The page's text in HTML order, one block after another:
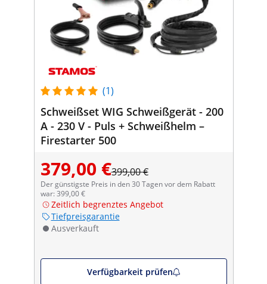
(1)
Schweißset WIG Schweißgerät - 200
A - 230 V - Puls + Schweißhelm –
Firestarter 500
379,00 €399,00 €
Der günstigste Preis in den 30 Tagen vor dem Rabatt
war: 399,00 €
Zeitlich begrenztes Angebot
Tiefpreisgarantie
Ausverkauft
Verfügbarkeit prüfen